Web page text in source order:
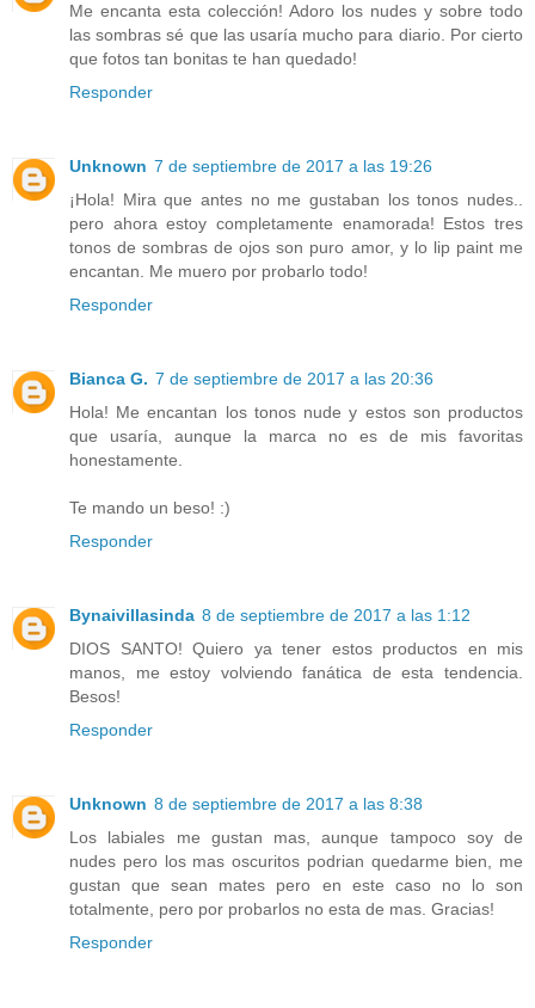
Me encanta esta colección! Adoro los nudes y sobre todo
las sombras sé que las usaría mucho para diario. Por cierto
que fotos tan bonitas te han quedado!
Responder
Unknown 7 de septiembre de 2017 a las 19:26
¡Hola! Mira que antes no me gustaban los tonos nudes..
pero ahora estoy completamente enamorada! Estos tres
tonos de sombras de ojos son puro amor, y lo lip paint me
encantan. Me muero por probarlo todo!
Responder
Bianca G. 7 de septiembre de 2017 a las 20:36
Hola! Me encantan los tonos nude y estos son productos
que usaría, aunque la marca no es de mis favoritas
honestamente.
Te mando un beso! :)
Responder
Bynaivillasinda 8 de septiembre de 2017 a las 1:12
DIOS SANTO! Quiero ya tener estos productos en mis
manos, me estoy volviendo fanática de esta tendencia.
Besos!
Responder
Unknown 8 de septiembre de 2017 a las 8:38
Los labiales me gustan mas, aunque tampoco soy de
nudes pero los mas oscuritos podrian quedarme bien, me
gustan que sean mates pero en este caso no lo son
totalmente, pero por probarlos no esta de mas. Gracias!
Responder